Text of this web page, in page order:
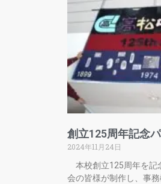
創立125周年記念
2024年11月24日
本校創立125周年を記
会の皆様が制作し、事